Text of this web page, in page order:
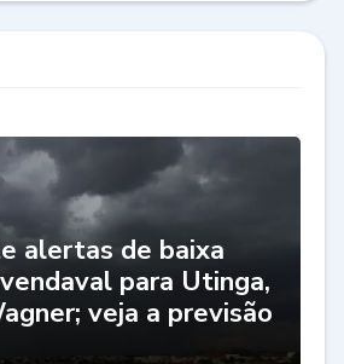
alertas de baixa
para Utinga,
veja a previsão